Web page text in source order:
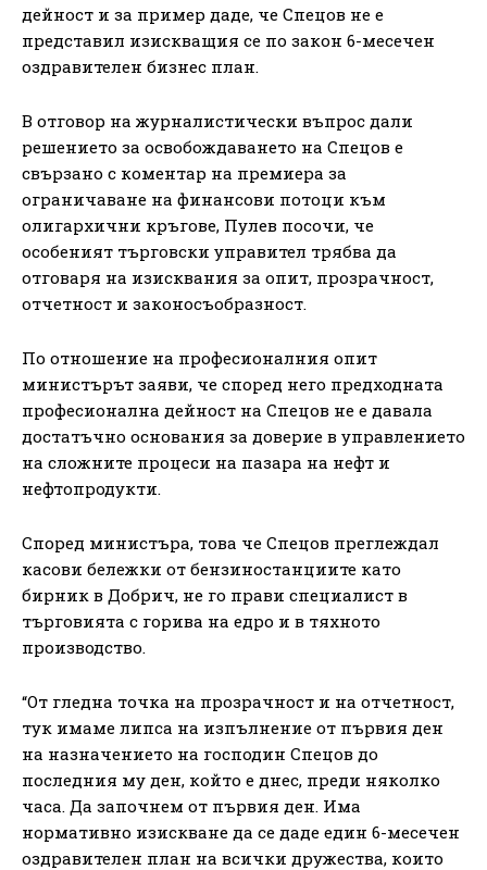
дейност и за пример даде, че Спецов не е
представил изискващия се по закон 6-месечен
оздравителен бизнес план.
В отговор на журналистически въпрос дали
решението за освобождаването на Спецов е
свързано с коментар на премиера за
ограничаване на финансови потоци към
олигархични кръгове, Пулев посочи, че
особеният търговски управител трябва да
отговаря на изисквания за опит, прозрачност,
отчетност и законосъобразност.
По отношение на професионалния опит
министърът заяви, че според него предходната
професионална дейност на Спецов не е давала
достатъчно основания за доверие в управлението
на сложните процеси на пазара на нефт и
нефтопродукти.
Според министъра, това че Спецов преглеждал
касови бележки от бензиностанциите като
бирник в Добрич, не го прави специалист в
търговията с горива на едро и в тяхното
производство.
“От гледна точка на прозрачност и на отчетност,
тук имаме липса на изпълнение от първия ден
на назначението на господин Спецов до
последния му ден, който е днес, преди няколко
часа. Да започнем от първия ден. Има
нормативно изискване да се даде един 6-месечен
оздравителен план на всички дружества, които